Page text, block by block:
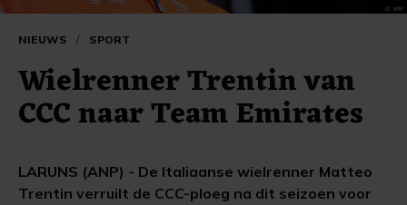
NIEUWS / SPORT
Wielrenner Trentin van
CCC naar Team Emirates
LARUNS (ANP) - De Italiaanse wielrenner Matteo
Trentin verruilt de CCC-ploeg na dit seizoen voor